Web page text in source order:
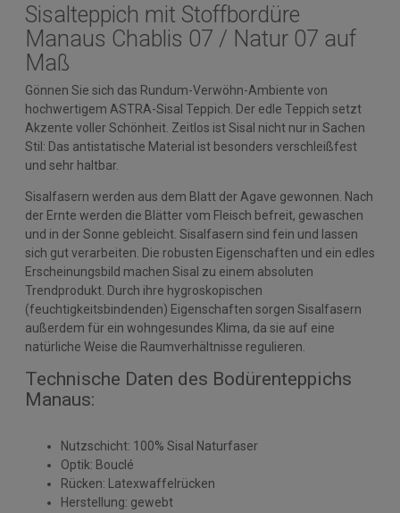
Sisalteppich mit Stoffbordüre
Manaus Chablis 07 / Natur 07 auf
Maß
Gönnen Sie sich das Rundum-Verwöhn-Ambiente von
hochwertigem ASTRA-Sisal Teppich. Der edle Teppich setzt
Akzente voller Schönheit. Zeitlos ist Sisal nicht nur in Sachen
Stil: Das antistatische Material ist besonders verschleißfest
und sehr haltbar.
Sisalfasern werden aus dem Blatt der Agave gewonnen. Nach
der Ernte werden die Blätter vom Fleisch befreit, gewaschen
und in der Sonne gebleicht. Sisalfasern sind fein und lassen
sich gut verarbeiten. Die robusten Eigenschaften und ein edles
Erscheinungsbild machen Sisal zu einem absoluten
Trendprodukt. Durch ihre hygroskopischen
(feuchtigkeitsbindenden) Eigenschaften sorgen Sisalfasern
außerdem für ein wohngesundes Klima, da sie auf eine
natürliche Weise die Raumverhältnisse regulieren.
Technische Daten des Bodürenteppichs
Manaus:
Nutzschicht: 100% Sisal Naturfaser
Optik: Bouclé
Rücken: Latexwaffelrücken
Herstellung: gewebt